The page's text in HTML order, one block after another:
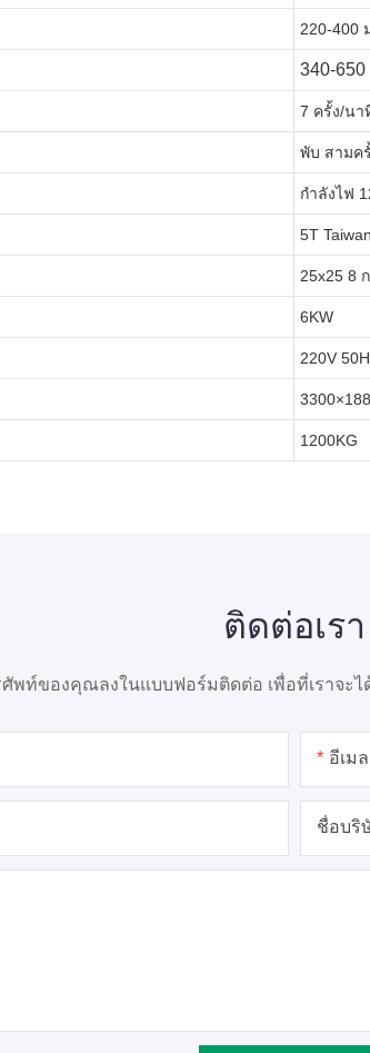
220-400
340-
7 ครั้ง/นา
พับ สามค
กำลังไฟ
5T
25x25 8
6KW
220V
1200KG
ติดต่อเรา
ศัพท์ของคุณลงในแบบฟอร์มติดต่อ เพื่อที่เราจ
อีเมล
ชื่อบริ